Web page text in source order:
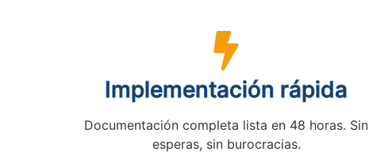
Implementación rápida
Documentación completa lista en 48 horas. Sin
esperas, sin burocracias.